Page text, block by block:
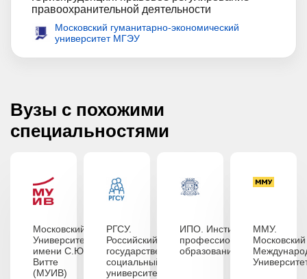
правоохранительной деятельности
Московский гуманитарно-экономический
университет МГЭУ
Вузы с похожими
специальностями
Московский
Университет
имени С.Ю.
Витте
(МУИВ)
РГСУ.
Российский
государственный
социальный
университет
ИПО. Институт
профессионального
образования
ММУ.
Московский